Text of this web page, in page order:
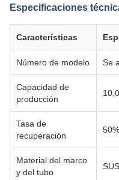
Especificaciones
Características
Número de modelo Se
Capacidad de
producción
Tasa de
recuperación
Material del marco
y del tubo